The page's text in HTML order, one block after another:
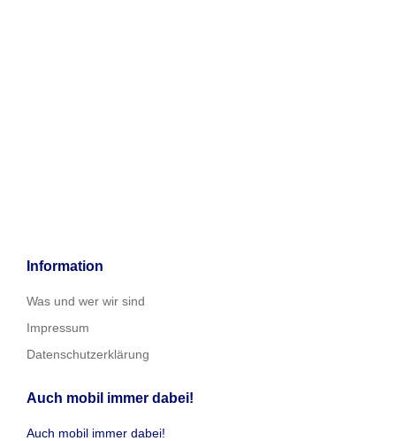
Information
Was und wer wir sind
Impressum
Datenschutzerklärung
Auch mobil immer dabei!
Auch mobil immer dabei!